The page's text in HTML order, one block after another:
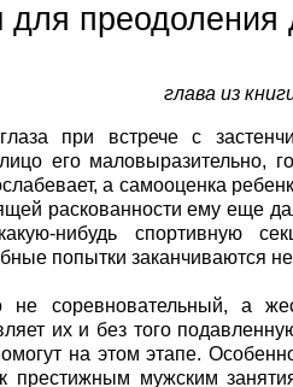
преодоления
глава из
при встрече с
его маловыразительно,
а самооценка
раскованности ему еще
нибудь спортивную
попытки заканчиваются
соревновательный, а
их и без того
на этом этапе.
престижным мужским